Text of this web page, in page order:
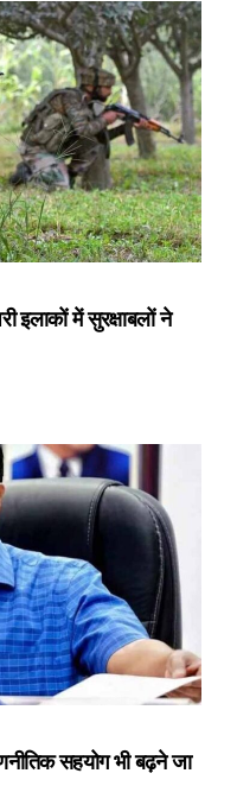
इलाकों में सुरक्षाबलों ने
सहयोग भी बढ़ने जा